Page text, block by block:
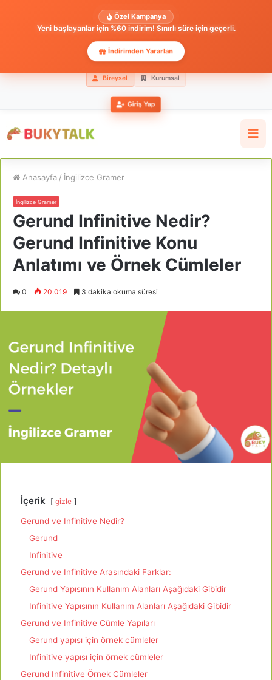
Özel Kampanya
Yeni başlayanlar için %60 indirim! Sınırlı süre için geçerli.
İndirimden Yararlan
Bireysel Kurumsal
Giriş Yap
Anasayfa / İngilizce Gramer
İngilizce Gramer
Gerund Infinitive Nedir?
Gerund Infinitive Konu
Anlatımı ve Örnek Cümleler
0 20.019 3 dakika okuma süresi
İçerik gizle
Gerund ve Infinitive Nedir?
Gerund
Infinitive
Gerund ve Infinitive Arasındaki Farklar:
Gerund Yapısının Kullanım Alanları Aşağıdaki Gibidir
Infinitive Yapısının Kullanım Alanları Aşağıdaki Gibidir
Gerund ve Infinitive Cümle Yapıları
Gerund yapısı için örnek cümleler
Infinitive yapısı için örnek cümleler
Gerund Infinitive Örnek Cümleler